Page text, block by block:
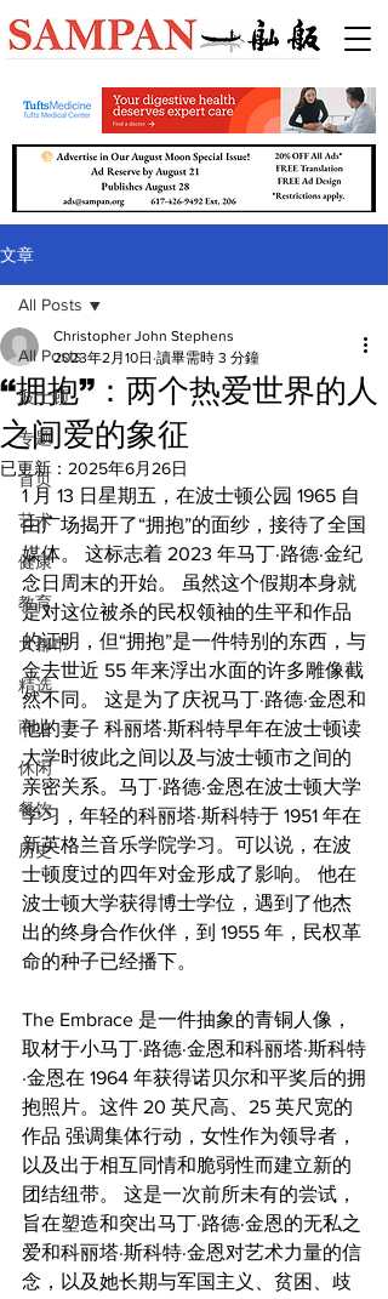
文章
All Posts
波士顿
专题
首页
艺术
健康
教育
大都市
精选
商业
休闲
餐饮
历史
All Posts
“拥抱”：两个热爱世界的人
之间爱的象征
Christopher John Stephens
2023年2月10日 讀畢需時 3 分鐘
已更新： 2025年6月26日
1 月 13 日星期五，在波士顿公园 1965 自
由广场揭开了“拥抱”的面纱，接待了全国
媒体。 这标志着 2023 年马丁·路德·金纪
念日周末的开始。 虽然这个假期本身就
是对这位被杀的民权领袖的生平和作品
的证明，但“拥抱”是一件特别的东西，与
金去世近 55 年来浮出水面的许多雕像截
然不同。 这是为了庆祝马丁·路德·金恩和
他的妻子 科丽塔·斯科特早年在波士顿读
大学时彼此之间以及与波士顿市之间的
亲密关系。马丁·路德·金恩在波士顿大学
学习，年轻的科丽塔·斯科特于 1951 年在
新英格兰音乐学院学习。可以说，在波
士顿度过的四年对金形成了影响。 他在
波士顿大学获得博士学位，遇到了他杰
出的终身合作伙伴，到 1955 年，民权革
命的种子已经播下。
The Embrace 是一件抽象的青铜人像，
取材于小马丁·路德·金恩和科丽塔·斯科特
·金恩在 1964 年获得诺贝尔和平奖后的拥
抱照片。这件 20 英尺高、25 英尺宽的
作品 强调集体行动，女性作为领导者，
以及出于相互同情和脆弱性而建立新的
团结纽带。 这是一次前所未有的尝试，
旨在塑造和突出马丁·路德·金恩的无私之
爱和科丽塔·斯科特·金恩对艺术力量的信
念，以及她长期与军国主义、贫困、歧